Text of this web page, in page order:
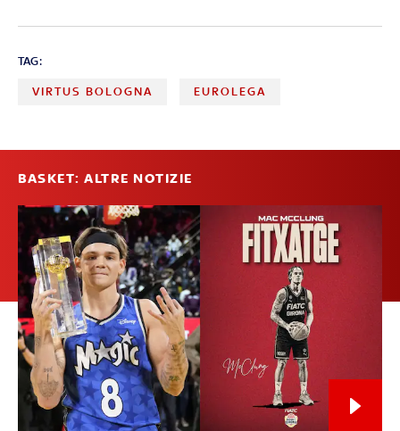
TAG:
VIRTUS BOLOGNA EUROLEGA
BASKET: ALTRE NOTIZIE